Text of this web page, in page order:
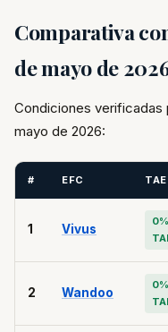
Comparativa
de mayo de
Condiciones verificadas
mayo de 2026:
# EFC TAE
1 Vivus
0%
2 Wandoo
0%